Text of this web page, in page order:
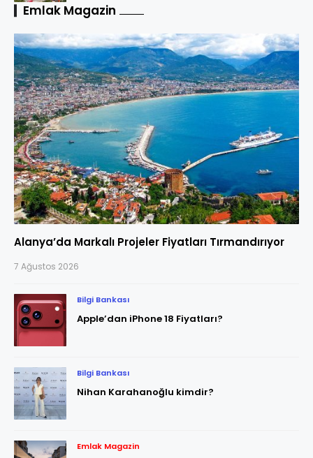
Emlak Magazin
Alanya’da Markalı Projeler Fiyatları Tırmandırıyor
7 Ağustos 2026
Bilgi Bankası
Apple’dan iPhone 18 Fiyatları?
Bilgi Bankası
Nihan Karahanoğlu kimdir?
Emlak Magazin